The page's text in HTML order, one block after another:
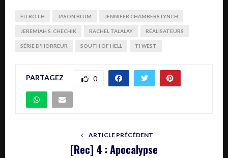
ELI ROTH JASON BLUM JENNIFER CHAMBERS LYNCH
JEREMIAH S. CHECHIK RACHEL TALALAY RÉALISATEURS
SÉRIE D'HORREUR SOUTH OF HELL TI WEST
PARTAGEZ 0
ARTICLE PRÉCÉDENT
[Rec] 4 : Apocalypse